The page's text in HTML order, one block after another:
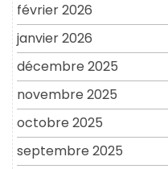
février 2026
janvier 2026
décembre 2025
novembre 2025
octobre 2025
septembre 2025